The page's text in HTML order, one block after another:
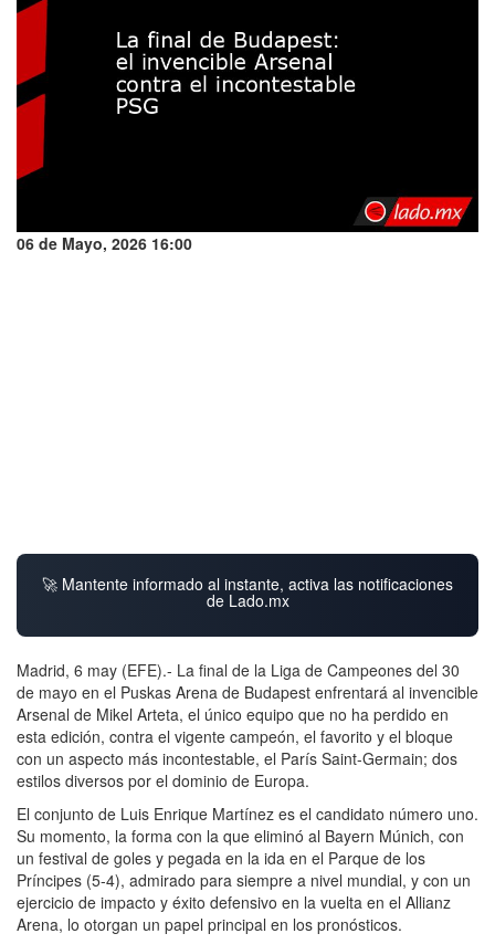
06 de Mayo, 2026 16:00
🚀 Mantente informado al instante, activa las notificaciones
de Lado.mx
Madrid, 6 may (EFE).- La final de la Liga de Campeones del 30
de mayo en el Puskas Arena de Budapest enfrentará al invencible
Arsenal de Mikel Arteta, el único equipo que no ha perdido en
esta edición, contra el vigente campeón, el favorito y el bloque
con un aspecto más incontestable, el París Saint-Germain; dos
estilos diversos por el dominio de Europa.
El conjunto de Luis Enrique Martínez es el candidato número uno.
Su momento, la forma con la que eliminó al Bayern Múnich, con
un festival de goles y pegada en la ida en el Parque de los
Príncipes (5-4), admirado para siempre a nivel mundial, y con un
ejercicio de impacto y éxito defensivo en la vuelta en el Allianz
Arena, lo otorgan un papel principal en los pronósticos.